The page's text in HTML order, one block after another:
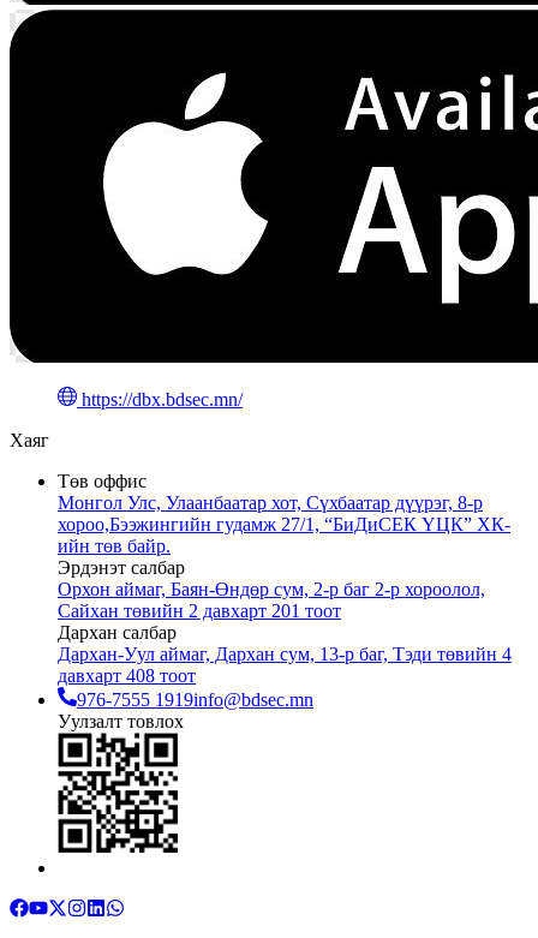
https://dbx.bdsec.mn/
Хаяг
Төв оффис
Монгол Улс, Улаанбаатар хот, Сүхбаатар дүүрэг, 8-р
хороо,Бээжингийн гудамж 27/1, “БиДиСЕК ҮЦК” ХК-
ийн төв байр.
Эрдэнэт салбар
Орхон аймаг, Баян-Өндөр сум, 2-р баг 2-р хороолол,
Сайхан төвийн 2 давхарт 201 тоот
Дархан салбар
Дархан-Уул аймаг, Дархан сум, 13-р баг, Тэди төвийн 4
давхарт 408 тоот
976-7555 1919info@bdsec.mn
Уулзалт товлох